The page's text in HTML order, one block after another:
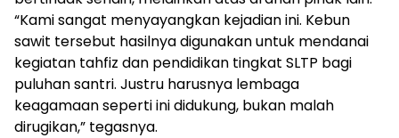
“Kami sangat menyayangkan kejadian ini. Kebun
sawit tersebut hasilnya digunakan untuk mendanai
kegiatan tahfiz dan pendidikan tingkat SLTP bagi
puluhan santri. Justru harusnya lembaga
keagamaan seperti ini didukung, bukan malah
dirugikan,” tegasnya.